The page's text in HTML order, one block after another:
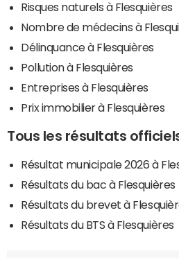
Risques naturels à Flesquières
Nombre de médecins à
Délinquance à Flesquières
Pollution à Flesquières
Entreprises à Flesquières
Prix immobilier à Flesquières
Tous les résultats
Résultat municipale 2026 à
Résultats du bac à Flesquières
Résultats du brevet à
Résultats du BTS à Flesquières